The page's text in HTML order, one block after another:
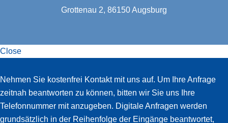
Grottenau 2, 86150 Augsburg
Close
in
Widget
Nehmen Sie kostenfrei Kontakt mit uns auf. Um Ihre Anfrage
zeitnah beantworten zu können, bitten wir Sie uns Ihre
Telefonnummer mit anzugeben. Digitale Anfragen werden
grundsätzlich in der Reihenfolge der Eingänge beantwortet,